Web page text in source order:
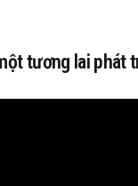
tương lai phát